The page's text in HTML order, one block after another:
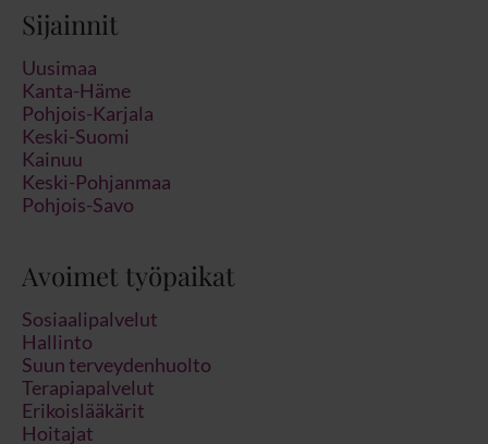
Sijainnit
Uusimaa
Kanta-Häme
Pohjois-Karjala
Keski-Suomi
Kainuu
Keski-Pohjanmaa
Pohjois-Savo
Avoimet työpaikat
Sosiaalipalvelut
Hallinto
Suun terveydenhuolto
Terapiapalvelut
Erikoislääkärit
Hoitajat